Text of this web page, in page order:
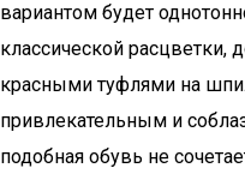
вариантом будет
классической
красными туфлями на
привлекательным и
подобная обувь не